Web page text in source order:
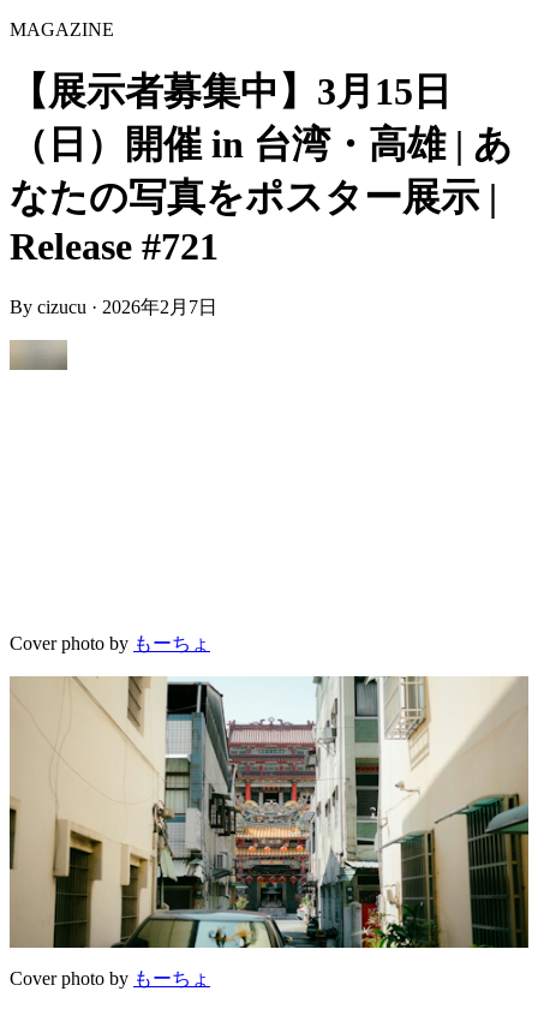
MAGAZINE
【展示者募集中】3月15日
（日）開催 in 台湾・高雄 | あ
なたの写真をポスター展示 |
Release #721
By cizucu · 2026年2月7日
Cover photo by もーちょ
Cover photo by もーちょ